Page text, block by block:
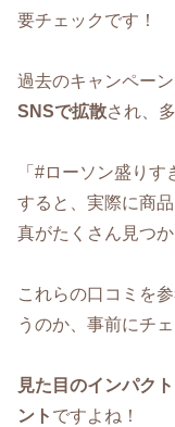
要チェックです！
過去のキャンペーン
SNSで拡散され、
「#ローソン盛り
すると、実際に商
真がたくさん見つか
これらの口コミを
うのか、事前にチ
見た目のインパク
ント ですよね！